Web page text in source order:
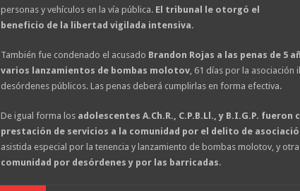
personas y vehículos en la vía pública. El tribunal le otorgó el
beneficio de la libertad vigilada intensiva.
También fue condenado el acusado Brandon Rojas a las penas de 5
varios lanzamientos de bombas molotov, 61 días por la asociación
desórdenes públicos. Las penas deberá cumplirlas en forma efectiva.
De igual forma los adolescentes A.Ch.R., C.P.B.Ll., y B.I.G.P. fueron
prestación de servicios a la comunidad por el delito de
asistida especial por la tenencia y lanzamiento de bombas molotov, y
comunidad por desórdenes y por las barricadas.